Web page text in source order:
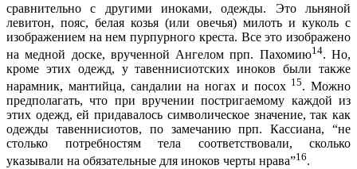
сравнительно с другими иноками, одежды. Это льняной
левитон, пояс, белая козья (или овечья) милоть и куколь с
изображением на нем пурпурного креста. Все это изображено
на медной доске, врученной Ангелом прп. Пахомию14. Но,
кроме этих одежд, у тавеннисиотских иноков были также
нарамник, мантийца, сандалии на ногах и посох 15. Можно
предполагать, что при вручении постригаемому каждой из
этих одежд, ей придавалось символическое значение, так как
одежды тавеннисиотов, по замечанию прп. Кассиана, “не
столько потребностям тела соответствовали, сколько
указывали на обязательные для иноков черты нрава”16.